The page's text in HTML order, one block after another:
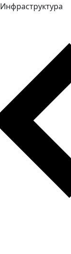
Инфраструктура